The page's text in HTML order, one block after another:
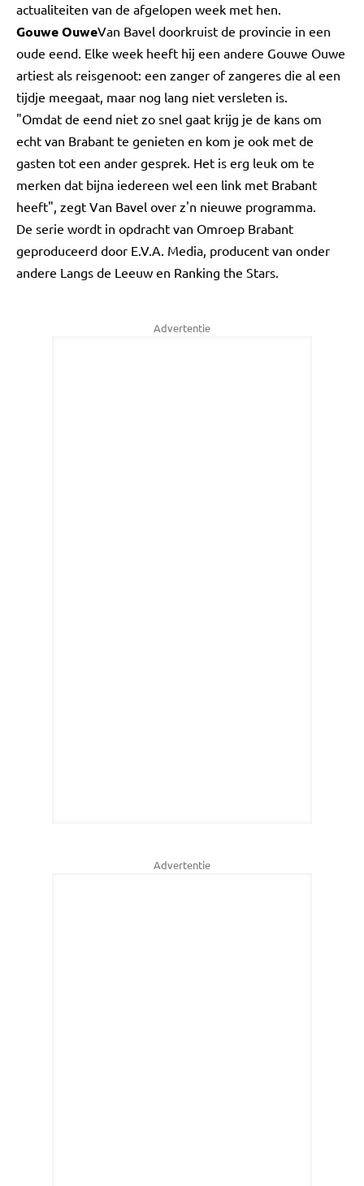
actualiteiten van de afgelopen week met hen.
Gouwe OuweVan Bavel doorkruist de provincie in een
oude eend. Elke week heeft hij een andere Gouwe Ouwe
artiest als reisgenoot: een zanger of zangeres die al een
tijdje meegaat, maar nog lang niet versleten is.
"Omdat de eend niet zo snel gaat krijg je de kans om
echt van Brabant te genieten en kom je ook met de
gasten tot een ander gesprek. Het is erg leuk om te
merken dat bijna iedereen wel een link met Brabant
heeft", zegt Van Bavel over z'n nieuwe programma.
De serie wordt in opdracht van Omroep Brabant
geproduceerd door E.V.A. Media, producent van onder
andere Langs de Leeuw en Ranking the Stars.
Advertentie
Advertentie